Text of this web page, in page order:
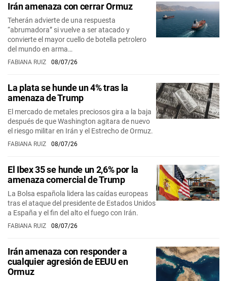
Irán amenaza con cerrar Ormuz
Teherán advierte de una respuesta
“abrumadora” si vuelve a ser atacado y
convierte el mayor cuello de botella petrolero
del mundo en arma…
FABIANA RUIZ 08/07/26
La plata se hunde un 4% tras la
amenaza de Trump
El mercado de metales preciosos gira a la baja
después de que Washington agitara de nuevo
el riesgo militar en Irán y el Estrecho de Ormuz.
FABIANA RUIZ 08/07/26
El Ibex 35 se hunde un 2,6% por la
amenaza comercial de Trump
La Bolsa española lidera las caídas europeas
tras el ataque del presidente de Estados Unidos
a España y el fin del alto el fuego con Irán.
FABIANA RUIZ 08/07/26
Irán amenaza con responder a
cualquier agresión de EEUU en
Ormuz